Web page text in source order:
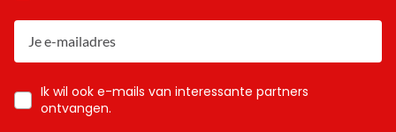
Ik wil ook e-mails van interessante partners
ontvangen.